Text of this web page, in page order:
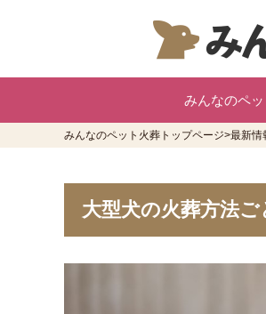
みんなのペ
みんなのペット火葬トップページ>最新情
大型犬の火葬方法